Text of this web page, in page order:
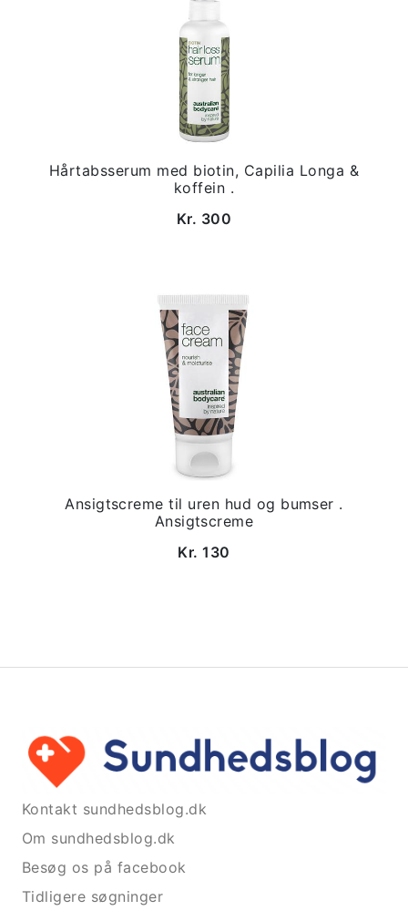
Hårtabsserum med biotin, Capilia Longa &
koffein .
Kr. 300
Ansigtscreme til uren hud og bumser .
Ansigtscreme
Kr. 130
Kontakt sundhedsblog.dk
Om sundhedsblog.dk
Besøg os på facebook
Tidligere søgninger